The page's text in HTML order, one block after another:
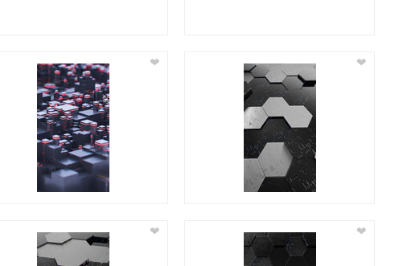
❤ ❤
❤ ❤